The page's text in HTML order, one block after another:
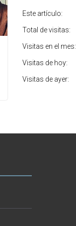
Este artículo:
Total de visitas:
Visitas en el mes:
Visitas de hoy:
Visitas de ayer: